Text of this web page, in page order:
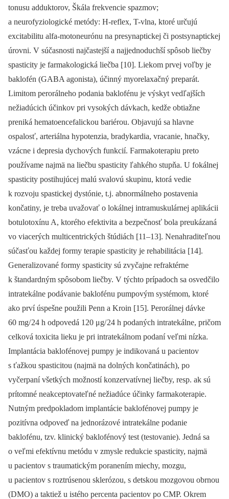
tonusu adduktorov, Škála frekvencie spazmov;
a neurofyziologické metódy: H-reflex, T-vlna, ktoré určujú
excitabilitu alfa-motoneurónu na presynaptickej či postsynaptickej
úrovni. V súčasnosti najčastejší a najjednoduchší spôsob liečby
spasticity je farmakologická liečba [10]. Liekom prvej voľby je
baklofén (GABA agonista), účinný myorelaxačný preparát.
Limitom perorálneho podania baklofénu je výskyt vedľajších
nežiadúcich účinkov pri vysokých dávkach, kedže obtiažne
preniká hematoencefalickou bariérou. Objavujú sa hlavne
ospalosť, arteriálna hypotenzia, bradykardia, vracanie, hnačky,
vzácne i depresia dychových funkcií. Farmakoterapiu preto
používame najmä na liečbu spasticity ľahkého stupňa. U fokálnej
spasticity postihujúcej malú svalovú skupinu, ktorá vedie
k rozvoju spastickej dystónie, t.j. abnormálneho postavenia
končatiny, je treba uvažovať o lokálnej intramuskulárnej aplikácii
botulotoxínu A, ktorého efektivita a bezpečnosť bola preukázaná
vo viacerých multicentrických štúdiách [11–13]. Nenahraditeľnou
súčasťou každej formy terapie spasticity je rehabilitácia [14].
Generalizované formy spasticity sú zvyčajne refraktérne
k štandardným spôsobom liečby. V týchto prípadoch sa osvedčilo
intratekálne podávanie baklofénu pumpovým systémom, ktoré
ako prví úspešne použili Penn a Kroin [15]. Perorálnej dávke
60 mg/ 24 h odpovedá 120 μg/ 24 h podaných intratekálne, pričom
celková toxicita lieku je pri intratekálnom podaní veľmi nízka.
Implantácia baklofénovej pumpy je indikovaná u pacientov
s ťažkou spasticitou (najmä na dolných končatinách), po
vyčerpaní všetkých možností konzervatívnej liečby, resp. ak sú
prítomné neakceptovateľné nežiadúce účinky farmakoterapie.
Nutným predpokladom implantácie baklofénovej pumpy je
pozitívna odpoveď na jednorázové intratekálne podanie
baklofénu, tzv. klinický baklofénový test (testovanie). Jedná sa
o veľmi efektívnu metódu v zmysle redukcie spasticity, najmä
u pacientov s traumatickým poranením miechy, mozgu,
u pacientov s roztrúsenou sklerózou, s detskou mozgovou obrnou
(DMO) a taktiež u istého percenta pacientov po CMP. Okrem